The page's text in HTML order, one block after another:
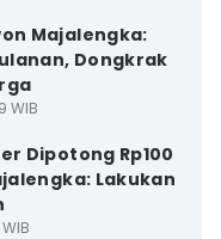
Majalengka:
Dongkrak
WIB
Dipotong Rp100
Lakukan